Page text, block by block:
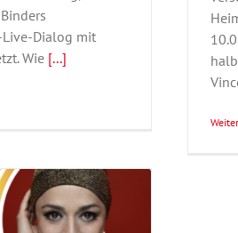
Dialog mit
Wie [...]